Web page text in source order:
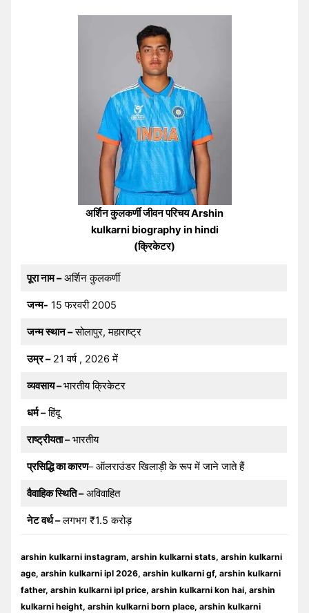
अर्शिन कुलकर्णी जीवन परिचय Arshin
kulkarni biography in hindi
(क्रिकेटर)
पूरा नाम –अर्शिन कुलकर्णी
जन्म- 15 फरवरी 2005
जन्म स्थान –सोलापुर, महाराष्ट्र
उम्र –21 वर्ष , 2026 में
व्यवसाय –भारतीय क्रिकेटर
धर्म –हिंदू
राष्ट्रीयता –भारतीय
प्रसिद्धि का कारण– ऑलराउंडर खिलाड़ी के रूप में जाने जाते हैं
वैवाहिक स्थिति –अविवाहित
नेट वर्थ –लगभग ₹1.5 करोड़
arshin kulkarni instagram, arshin kulkarni stats, arshin kulkarni
age, arshin kulkarni ipl 2026, arshin kulkarni gf, arshin kulkarni
father, arshin kulkarni ipl price, arshin kulkarni kon hai, arshin
kulkarni height, arshin kulkarni born place, arshin kulkarni